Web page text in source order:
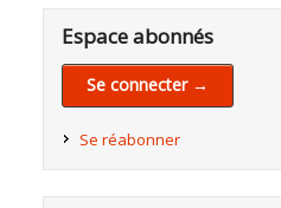
Espace abonnés
Se connecter →
Se réabonner